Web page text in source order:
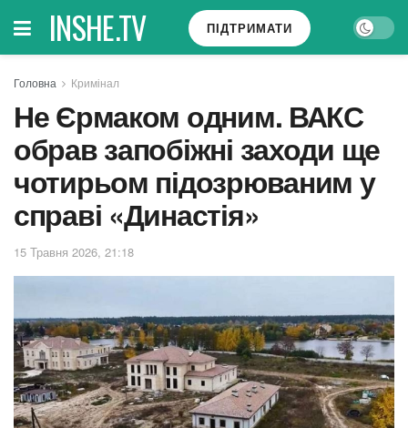
INSHE.TV ПІДТРИМАТИ
Головна Кримінал
Не Єрмаком одним. ВАКС
обрав запобіжні заходи ще
чотирьом підозрюваним у
справі «Династія»
15 Травня 2026, 21:18